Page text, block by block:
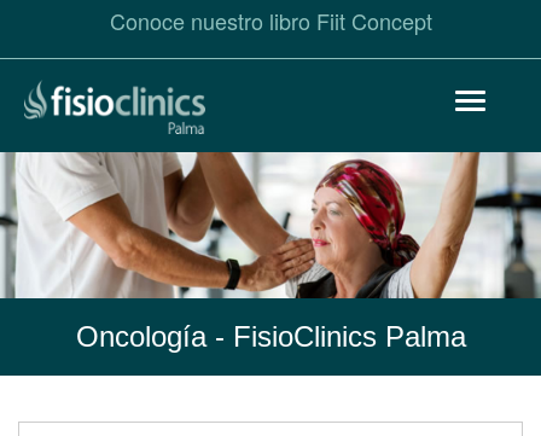
Pasar
contenido
principal
Conoce nuestro libro Fiit Concept
Toggle
Oncología- FisioClinics Palma